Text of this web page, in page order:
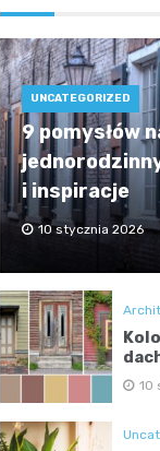
UNCATEGORIZED
9 pomysłów
i inspiracje
10 stycznia 2026
10